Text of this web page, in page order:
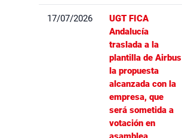
17/07/2026
UGT FICA
Andalucía
traslada a la
plantilla de Airbus
la propuesta
alcanzada con la
empresa, que
será sometida a
votación en